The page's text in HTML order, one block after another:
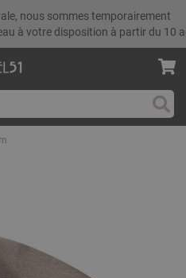
nous sommes temporairement
à votre disposition à partir du 10